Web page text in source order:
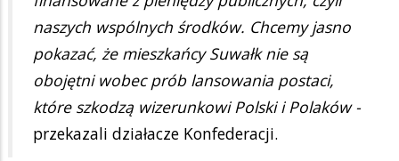
naszych wspólnych środków. Chcemy jasno
pokazać, że mieszkańcy Suwałk nie są
obojętni wobec prób lansowania postaci,
które szkodzą wizerunkowi Polski i Polaków -
przekazali działacze Konfederacji.